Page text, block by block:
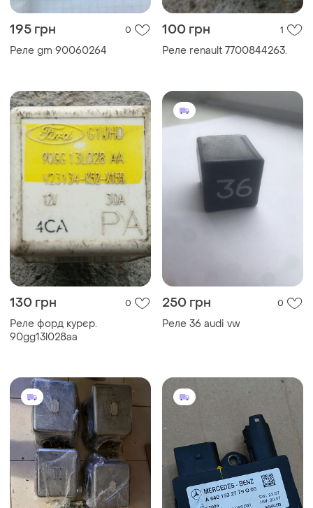
195 грн 0
Реле gm 90060264
100 грн 1
Реле renault 7700844263.
130 грн 0
Реле форд курєр.
90gg13l028aa
250 грн 0
Реле 36 audi vw